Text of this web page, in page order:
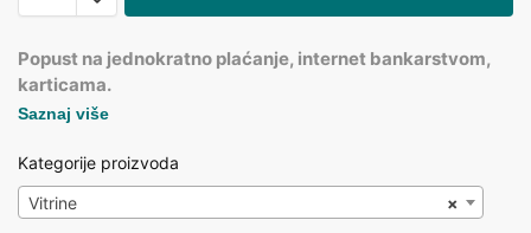
Popust na jednokratno plaćanje, internet bankarstvom,
karticama.
Saznaj više
Kategorije proizvoda
×
Vitrine